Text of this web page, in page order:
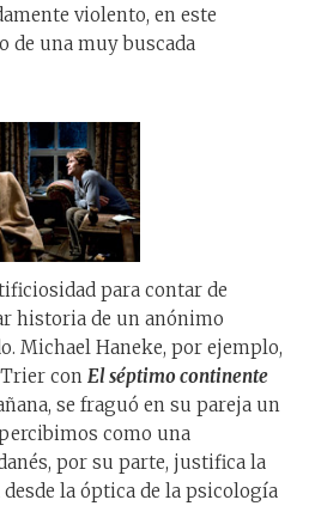
violento, en este
de una muy buscada
para contar de
historia de un anónimo
Michael Haneke, por ejemplo,
con El séptimo continente
se fraguó en su pareja un
como una
por su parte, justifica la
la óptica de la psicología